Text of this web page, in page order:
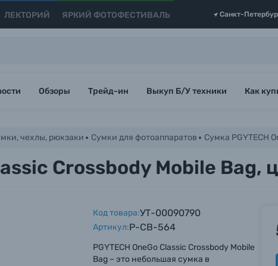
ЛЕКТОРИЙ ЯРКИЙ ФОТОФЕСТИВАЛЬ Санкт-
Обзоры Трейд-ин Выкуп Б/У техники Как
чехлы, рюкзаки Сумки для фотоаппаратов Сумка PGYTECH
Crossbody Mobile Bag,
Код товара:УТ-00090790
Артикул:P-CB-564
PGYTECH OneGo Classic Crossbody Mobile
Bag – это небольшая сумка в